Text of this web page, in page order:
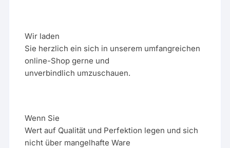
Wir laden
Sie herzlich ein sich in unserem umfangreichen
online-Shop gerne und
unverbindlich umzuschauen.
Wenn Sie
Wert auf Qualität und Perfektion legen und sich
nicht über mangelhafte Ware